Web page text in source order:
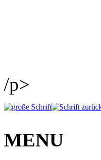
/p>
MENU